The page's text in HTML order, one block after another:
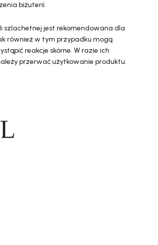
biżuterii.
szlachetnej jest rekomendowana dla
również w tym przypadku mogą
reakcje skórne. W razie ich
przerwać użytkowanie produktu.